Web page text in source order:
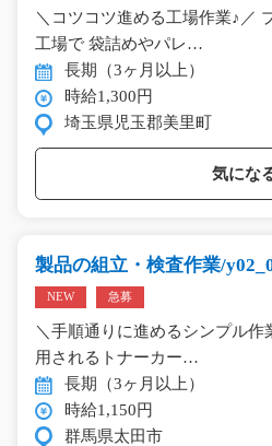
＼コツコツ進める工場作業♪／
工場で 袋詰めやパレ…
長期（3ヶ月以上）
時給1,300円
埼玉県児玉郡美里町
気にな
製品の組立・検査作業/
NEW 急募
＼手順通りに進めるシンプル作
用されるトナーカー…
長期（3ヶ月以上）
時給1,150円
群馬県太田市